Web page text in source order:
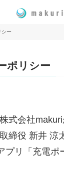
シー
ポリシー
式会社
締役 新井 涼
プリ「充電ポ